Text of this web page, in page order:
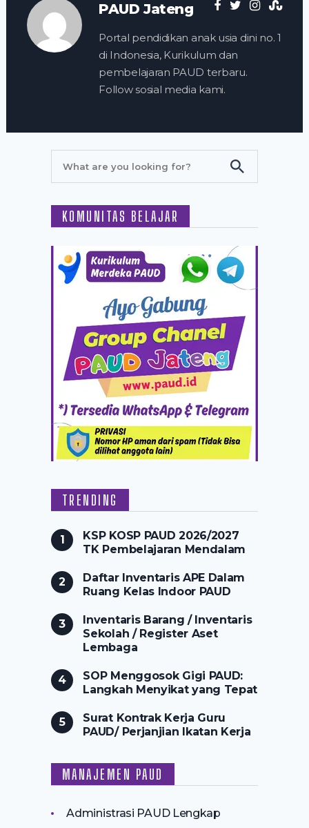
PAUD Jateng
Portal pendidikan anak usia dini no. 1
di Indonesia, Kurikulum dan
pembelajaran PAUD terbaru.
Follow sosial media kami.
KOMUNITAS BELAJAR
TRENDING
KSP KOSP PAUD 2026/2027
TK Pembelajaran Mendalam
Daftar Inventaris APE Dalam
Ruang Kelas Indoor PAUD
Inventaris Barang / Inventaris
Sekolah / Register Aset
Lembaga
SOP Menggosok Gigi PAUD:
Langkah Menyikat yang Tepat
Surat Kontrak Kerja Guru
PAUD/ Perjanjian Ikatan Kerja
MANAJEMEN PAUD
Administrasi PAUD Lengkap